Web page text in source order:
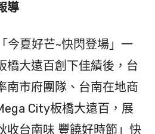
導
今夏好芒~快閃登場」一
橋大遠百創下佳績後，台
南市府團隊、台南在地商
City板橋大遠百，展
收台南味 豐饒好時節」快